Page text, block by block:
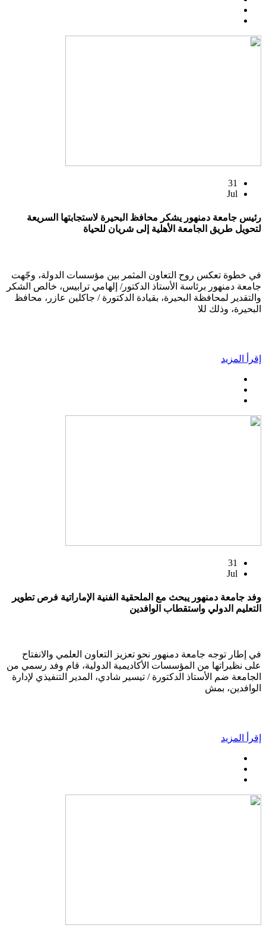
31
Jul
رئيس جامعة دمنهور يشكر محافظ البحيرة لاستجابتها السريعة
لتحويل طريق الجامعة الأهلية إلى شريان للحياة
في خطوة تعكس روح التعاون المثمر بين مؤسسات الدولة، وجّهت
جامعة دمنهور برئاسة الأستاذ الدكتور/ إلهامي ترابيس، خالص الشكر
والتقدير لمحافظة البحيرة، بقيادة الدكتورة / جاكلين عازر، محافظ
البحيرة، وذلك للا
إقرأ المزيد
31
Jul
وفد جامعة دمنهور يبحث مع الملحقية الفنية الإماراتية فرص تطوير
التعليم الدولي واستقطاب الوافدين
في إطار توجه جامعة دمنهور نحو تعزيز التعاون العلمي والانفتاح
على نظيراتها من المؤسسات الأكاديمية الدولية، قام وفد رسمي من
الجامعة ضم الأستاذ الدكتورة / تيسير شادي، المدير التنفيذي لإدارة
الوافدين، بمش
إقرأ المزيد